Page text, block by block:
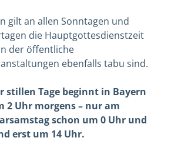
gilt an allen Sonntagen und
die Hauptgottesdienstzeit
der öffentliche
ebenfalls tabu sind.
stillen Tage beginnt in Bayern
2 Uhr morgens – nur am
schon um 0 Uhr und
erst um 14 Uhr.